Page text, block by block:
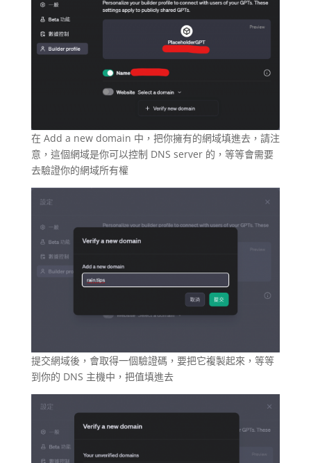
在 Add a new domain 中，把你擁有的網域填進去，請注
意，這個網域是你可以控制 DNS server 的，等等會需要
去驗證你的網域所有權
提交網域後，會取得一個驗證碼，要把它複製起來，等等
到你的 DNS 主機中，把值填進去